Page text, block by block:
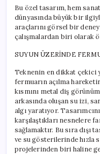
Bu özel tasarım, hem
dünyasında büyük bir
araçlarını görsel bir
çalışmalardan biri olarak
SUYUN ÜZERİNDE
Teknenin en dikkat çekici
fermuarın açılma
kısmını metal diş
arkasında oluşan su izi,
algı yaratıyor.
karşılaştıkları nesnelere
sağlamaktır. Bu sıra dışı
ve su gösterilerinde hızla
projelerinden biri haline